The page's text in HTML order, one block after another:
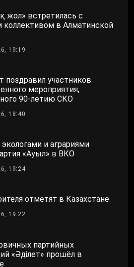
жол» встретилась с
в Алматинской
19:19
поздравил участников
мероприятия,
90-летию СКО
18:40
и аграриями
«Ауыл» в ВКО
19:24
отметят в Казахстане
19:22
партийных
«Әділет» прошёл в